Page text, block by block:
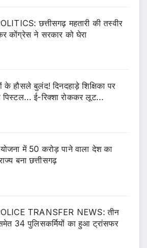
छत्तीसगढ़ महतारी की तस्वीर
कोंग्रेस ने सरकार को घेरा
के हौसले बुलंद! दिनदहाड़े शिक्षिका पर
पिस्टल… ई-रिक्शा रोककर लूट…
में 50 करोड़ पाने वाला देश का
बना छत्तीसगढ़
TRANSFER NEWS: तीन
34 पुलिसकर्मियों का हुआ ट्रांसफर